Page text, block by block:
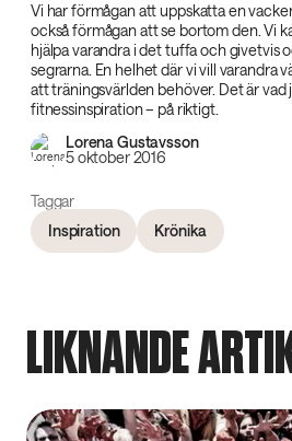
Vi har förmågan att uppskatta en
också förmågan att se bortom den. Vi
hjälpa varandra i det tuffa och givetvis
segrarna. En helhet där vi vill varandra
att träningsvärlden behöver. Det är vad
fitnessinspiration – på riktigt.
Lorena Gustavsson
5 oktober 2016
Taggar
Inspiration
Krönika
LIKNANDE